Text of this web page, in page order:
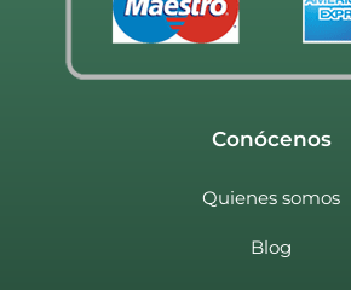
Conócenos
Quienes somos
Blog